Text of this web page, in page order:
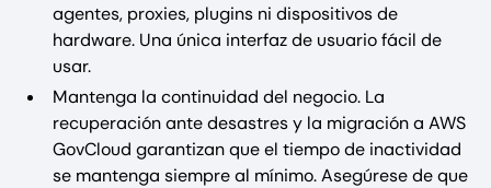
agentes, proxies, plugins ni dispositivos de
hardware. Una única interfaz de usuario fácil de
usar.
Mantenga la continuidad del negocio. La
recuperación ante desastres y la migración a AWS
GovCloud garantizan que el tiempo de inactividad
se mantenga siempre al mínimo. Asegúrese de que